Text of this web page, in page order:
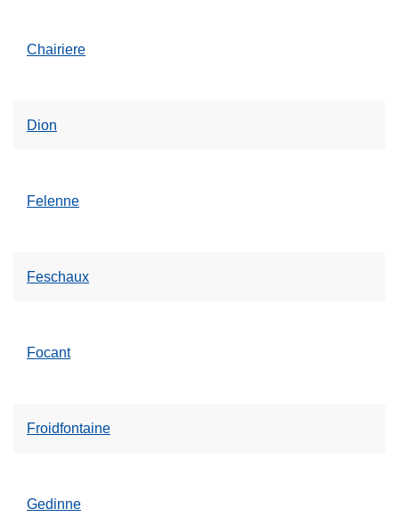
Chairiere
Dion
Felenne
Feschaux
Focant
Froidfontaine
Gedinne